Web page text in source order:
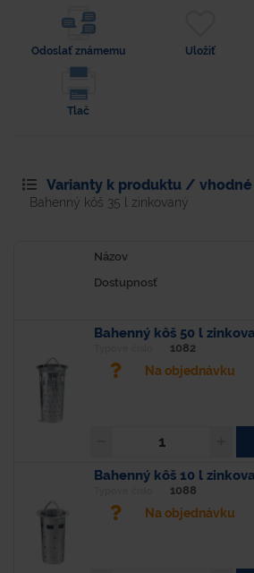
Odoslať známemu Uložiť
Tlač
Varianty k produktu /
Bahenný kôš 35 l zinkovaný
Názov
Dostupnosť
Bahenný kôš 50 l
1082
Na objednávku
Bahenný kôš 10 l
1088
Na objednávku